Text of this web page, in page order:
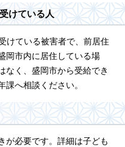
けている人
けている被害者で、前居住
岡市内に居住している場
なく、盛岡市から受給でき
課へ相談ください。
が必要です。詳細は子ども